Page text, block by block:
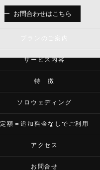
お問合わせはこちら
サービス内容
特 徴
ソロウェディング
定額＝追加料金なしでご利用
アクセス
お問合せ